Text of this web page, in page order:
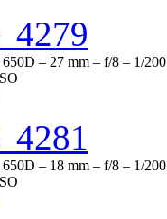
– 27 mm – f/8 – 1/200
– 18 mm – f/8 – 1/200